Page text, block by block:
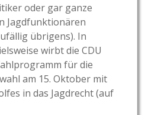
oder gar ganze
Jagdfunktionären
übrigens). In
wirbt die CDU
für die
am 15. Oktober mit
in das Jagdrecht (auf